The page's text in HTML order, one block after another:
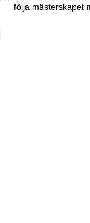
följa mästerskapet